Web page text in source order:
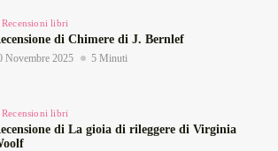
Recensioni libri
di Chimere di J. Bernlef
Novembre 2025 5 Minuti
Recensioni libri
di La gioia di rileggere di Virginia